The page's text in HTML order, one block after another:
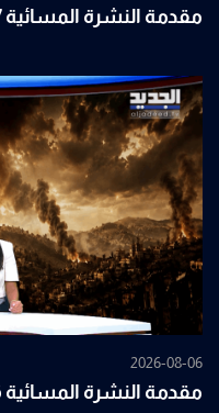
مقدمة النشرة المسائية 07-08-2026
2026-08-06
مقدمة النشرة المسائية 06-08-2026